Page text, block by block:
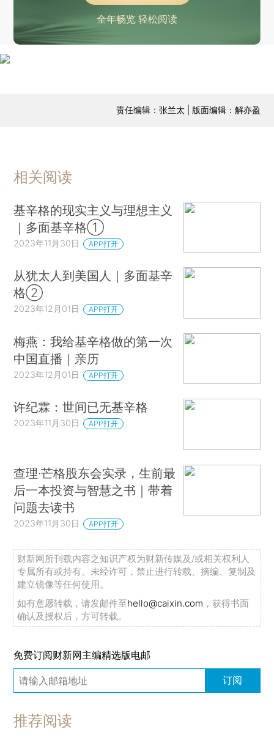
全年畅览 轻松阅读
责任编辑：张兰太 | 版面编辑：解亦盈
相关阅读
基辛格的现实主义与理想主义
｜多面基辛格①
2023年11月30日 APP打开
从犹太人到美国人｜多面基辛
格②
2023年12月01日 APP打开
梅燕：我给基辛格做的第一次
中国直播｜亲历
2023年12月01日 APP打开
许纪霖：世间已无基辛格
2023年11月30日 APP打开
查理·芒格股东会实录，生前最
后一本投资与智慧之书｜带着
问题去读书
2023年11月30日 APP打开
财新网所刊载内容之知识产权为财新传媒及/或相关权利人
专属所有或持有。未经许可，禁止进行转载、摘编、复制及
建立镜像等任何使用。
如有意愿转载，请发邮件至hello@caixin.com ，获得书面
确认及授权后，方可转载。
免费订阅财新网主编精选版电邮
订阅
推荐阅读